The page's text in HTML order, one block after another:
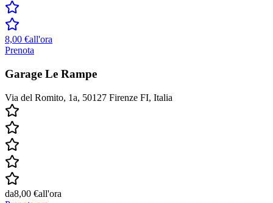
8,00 €all'ora
Prenota
Garage Le Rampe
Via del Romito, 1a, 50127 Firenze FI, Italia
da8,00 €all'ora